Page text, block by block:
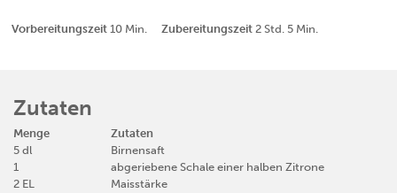
Vorbereitungszeit 10Minuten
Min. Zubereitungszeit 2Stunden
Std. 5Minuten
Min.
Zutaten
5 dl
Birnensaft
1
abgeriebene Schale einer halben Zitrone
2 EL
Maisstärke